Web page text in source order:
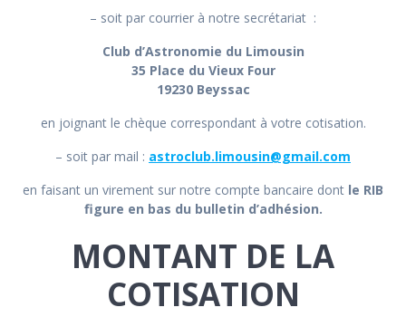
– soit par courrier à notre secrétariat :
Club d’Astronomie du Limousin
35 Place du Vieux Four
19230 Beyssac
en joignant le chèque correspondant à votre cotisation.
– soit par mail : astroclub.limousin@gmail.com
en faisant un virement sur notre compte bancaire dont le RIB
figure en bas du bulletin d’adhésion.
MONTANT DE LA
COTISATION